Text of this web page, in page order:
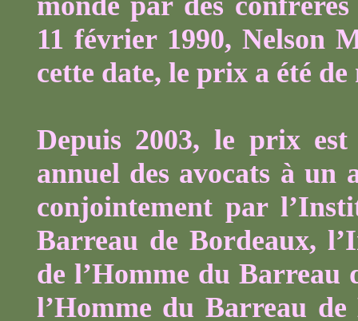
11 février 1990, Nelson
cette date, le prix a été
Depuis 2003, le prix est
annuel des avocats à un
conjointement par
Barreau de Bordeaux,
de l’Homme du Barreau
l’Homme du Barreau